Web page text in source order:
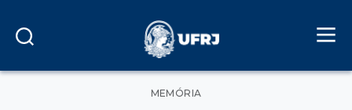
Categorias
MEMÓRIA